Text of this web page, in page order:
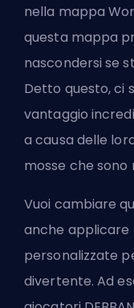
nella mappa
questa mappa
nascondersi se
Detto questo, ci
vantaggio
a causa delle
mosse che
Vuoi cambiare
anche applicare
personalizzate
divertente. Ad